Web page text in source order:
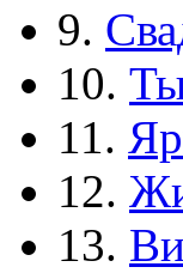
9.
10.
11.
12.
13.